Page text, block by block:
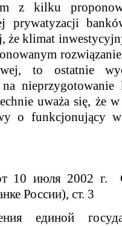
z kilku
prywatyzacji
że klimat
to ostatnie
nieprzygotowanie
uważa się, że
o funkcjonujący
10 июля 2002 г.
России), ст. 3
единой